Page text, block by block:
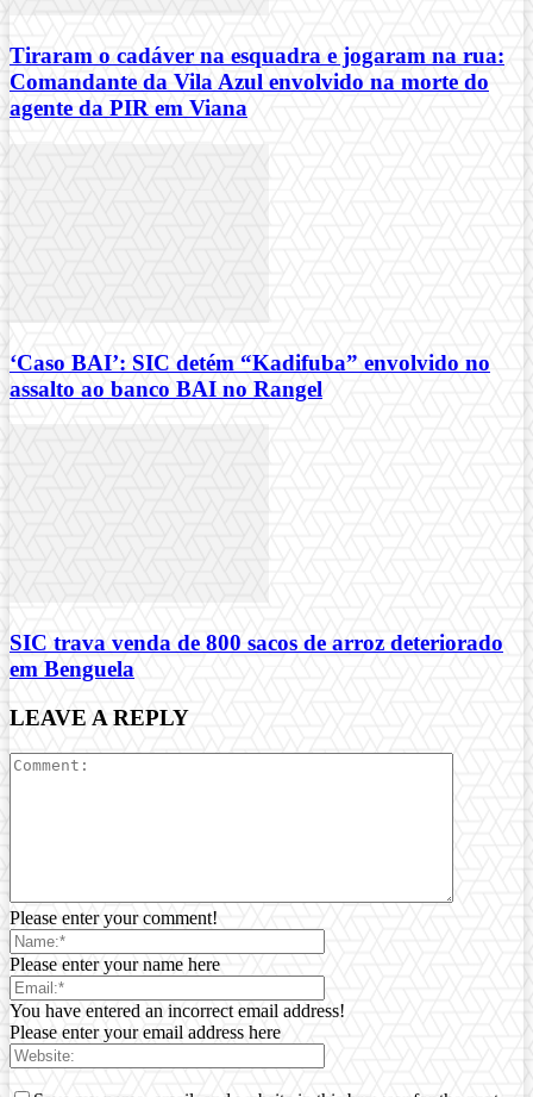
Tiraram o cadáver na esquadra e jogaram na rua:
Comandante da Vila Azul envolvido na morte do
agente da PIR em Viana
‘Caso BAI’: SIC detém “Kadifuba” envolvido no
assalto ao banco BAI no Rangel
SIC trava venda de 800 sacos de arroz deteriorado
em Benguela
LEAVE A REPLY
Please enter your comment!
Please enter your name here
You have entered an incorrect email address!
Please enter your email address here